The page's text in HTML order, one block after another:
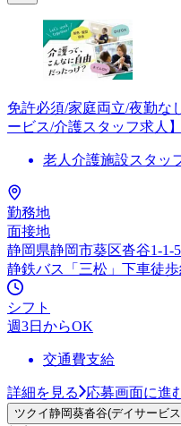
免許必須/家庭両立/夜勤な
ービス/介護スタッフ求人】
老人介護施設スタッ
勤務地
面接地
静岡県静岡市葵区沓谷1-1-5
静鉄バス「三松」下車徒歩
シフト
週3日からOK
交通費支給
詳細を見る 応募画面に進
ツクイ静岡葵沓谷(デイサービ